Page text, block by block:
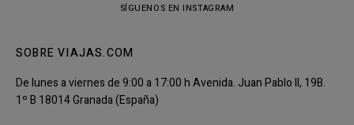
SÍGUENOS EN INSTAGRAM
SOBRE VIAJAS.COM
De lunes a viernes de 9:00 a 17:00 h Avenida. Juan Pablo II, 19B.
1º B 18014 Granada (España)